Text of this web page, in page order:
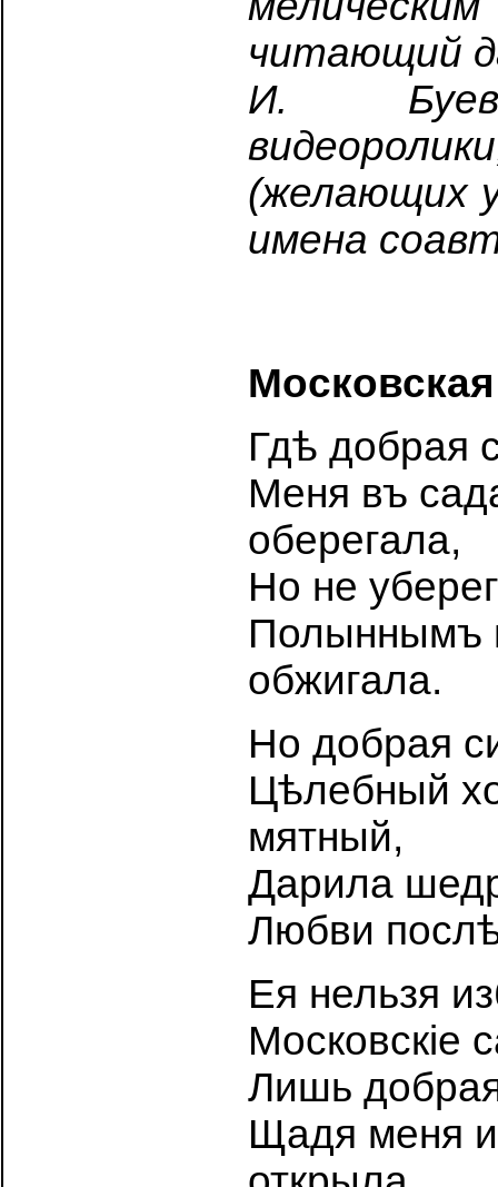
читающий
И.
(желающих
имена
Гдѣ добрая
Меня въ
оберегала,
Но не
Полыннымъ
обжигала.
Но добрая
Цѣлебный
мятный,
Дарила
Любви
Ея нельзя
Московскіе
Лишь
Щадя меня